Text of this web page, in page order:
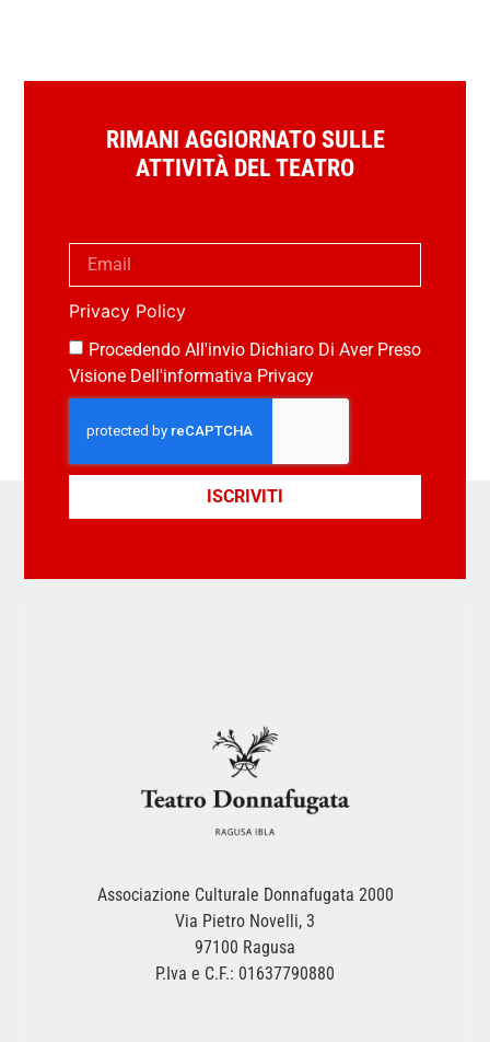
RIMANI AGGIORNATO SULLE
ATTIVITÀ DEL TEATRO
Privacy Policy
Procedendo All'invio Dichiaro Di Aver Preso
Visione Dell'informativa Privacy
ISCRIVITI
Associazione Culturale Donnafugata 2000
Via Pietro Novelli, 3
97100 Ragusa
P.Iva e C.F.: 01637790880